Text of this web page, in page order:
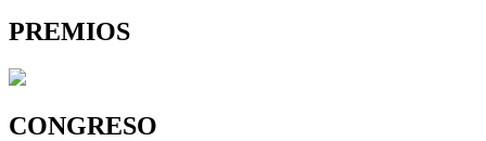
PREMIOS
CONGRESO